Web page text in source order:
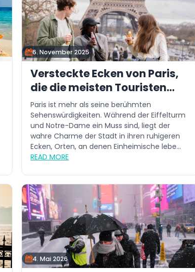
6. November 2025
Versteckte Ecken von Paris,
die die meisten Touristen
übersehen
Paris ist mehr als seine berühmten
Sehenswürdigkeiten. Während der Eiffelturm
und Notre-Dame ein Muss sind, liegt der
wahre Charme der Stadt in ihren ruhigeren
Ecken, Orten, an denen Einheimische lebe...
READ MORE
4. Mai 2026